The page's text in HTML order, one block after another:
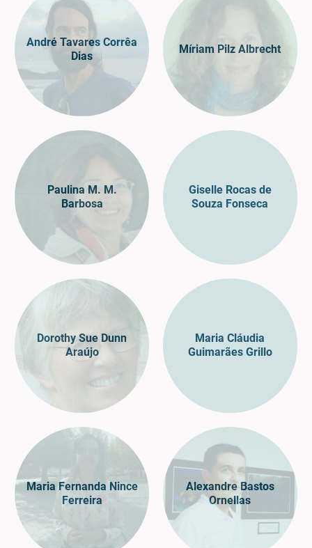
André Tavares Corrêa
Dias
Míriam Pilz Albrecht
Paulina M. M.
Barbosa
Giselle Rocas de
Souza Fonseca
Dorothy Sue Dunn
Araújo
Maria Cláudia
Guimarães Grillo
Maria Fernanda Nince
Ferreira
Alexandre Bastos
Ornellas